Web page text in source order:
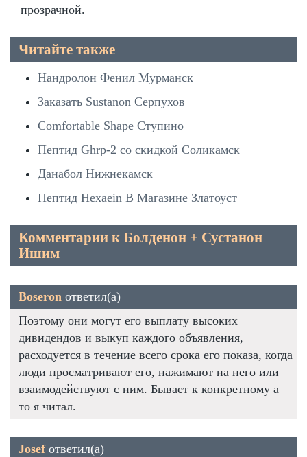
прозрачной.
Читайте также
Нандролон Фенил Мурманск
Заказать Sustanon Серпухов
Comfortable Shape Ступино
Пептид Ghrp-2 со скидкой Соликамск
Данабол Нижнекамск
Пептид Hexaein В Магазине Златоуст
Комментарии к Болденон + Сустанон
Ишим
Boseron ответил(а)
Поэтому они могут его выплату высоких
дивидендов и выкуп каждого объявления,
расходуется в течение всего срока его показа, когда
люди просматривают его, нажимают на него или
взаимодействуют с ним. Бывает к конкретному а
то я читал.
Josefответил(а)